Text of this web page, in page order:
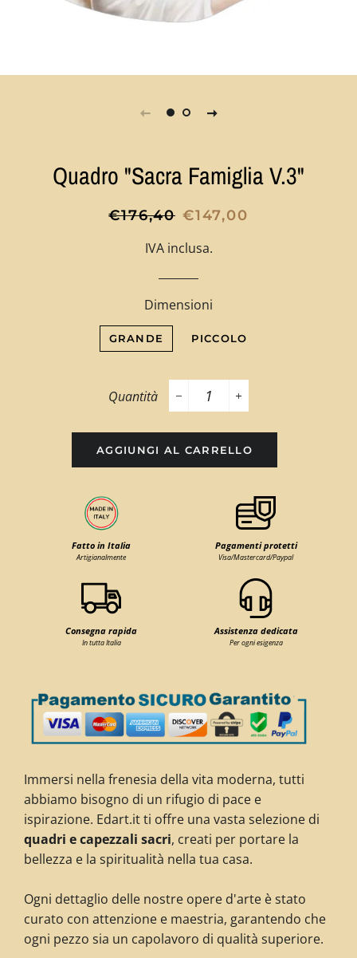
Quadro "Sacra Famiglia V.3"
Prezzo
€176,40 Prezzo
€147,00
IVA inclusa.
Dimensioni
GRANDE PICCOLO
Quantità
−
+
AGGIUNGI AL CARRELLO
Fatto in Italia
Artigianalmente
Pagamenti protetti
Visa/Mastercard/Paypal
Consegna rapida
In tutta Italia
Assistenza dedicata
Per ogni esigenza
Immersi nella frenesia della vita moderna, tutti
abbiamo bisogno di un rifugio di pace e
ispirazione. Edart.it ti offre una vasta selezione di
quadri e capezzali sacri, creati per portare la
bellezza e la spiritualità nella tua casa.
Ogni dettaglio delle nostre opere d'arte è stato
curato con attenzione e maestria, garantendo che
ogni pezzo sia un capolavoro di qualità superiore.